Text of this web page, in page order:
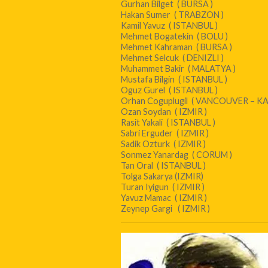
Gurhan Bilget ( BURSA )
Hakan Sumer ( TRABZON )
Kamil Yavuz ( ISTANBUL )
Mehmet Bogatekin ( BOLU )
Mehmet Kahraman ( BURSA )
Mehmet Selcuk ( DENIZLI )
Muhammet Bakir ( MALATYA )
Mustafa Bilgin ( ISTANBUL )
Oguz Gurel ( ISTANBUL )
Orhan Coguplugil ( VANCOUVER –
Ozan Soydan ( IZMIR )
Rasit Yakali ( ISTANBUL )
Sabri Erguder ( IZMIR )
Sadik Ozturk ( IZMIR )
Sonmez Yanardag ( CORUM )
Tan Oral ( ISTANBUL )
Tolga Sakarya (IZMIR)
Turan Iyigun ( IZMIR )
Yavuz Mamac ( IZMIR )
Zeynep Gargi ( IZMIR )